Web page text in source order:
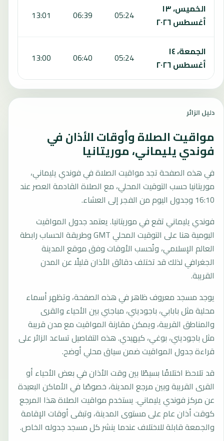
الخميس، ١٣
أغسطس ٢٠٢٦
05:24
06:39
13:01
الجمعة، ١٤
أغسطس ٢٠٢٦
05:24
06:40
13:00
دليل الزائر
مواقيت الصلاة وأوقات الأذان في
فوندي يليماني، موريتانيا
في هذه الصفحة تجد مواقيت الصلاة في فوندي يليماني،
موريتانيا حسب التوقيت المحلي، مع الصلاة القادمة العصر عند
16:10 وجدول اليوم من الفجر إلى العشاء.
فوندي يليماني تقع في موريتانيا. يعتمد جدول المواقيت
اليومية هنا على التوقيت المحلي GMT وطريقة الحساب رابطة
العالم الإسلامي، وتُحسب الأوقات وفق موقع المدينة
الجغرافي لذلك قد تختلف دقائق الأذان قليلًا عن المدن
القريبة.
يوجد مسجد معروف ظاهر في هذه الصفحة، وتظهر أسماء
محلية مثل بابابي، باجوديني، مباجني بين الأحياء والقرى
والمناطق القريبة، ويمكن مقارنة المواقيت مع مدن قريبة
مثل باجوديني، بوغي، كيهيدي. هذه التفاصيل تساعد الزائر على
قراءة جدول المواقيت ضمن سياق محلي أوضح.
قد تلاحظ اختلافًا بسيطًا بين وقت الأذان في بعض الأحياء أو
القرى القريبة وبين مرجع المدينة، خصوصًا في الأماكن البعيدة
عن مركز فوندي يليماني. يستخدم مواقيت الصلاة هذا المرجع
كوقت أذان عام على مستوى المدينة، وتبقى أوقات الإقامة
والجمعة قابلة للاختلاف عندما ينشر كل مسجد جدوله الخاص.